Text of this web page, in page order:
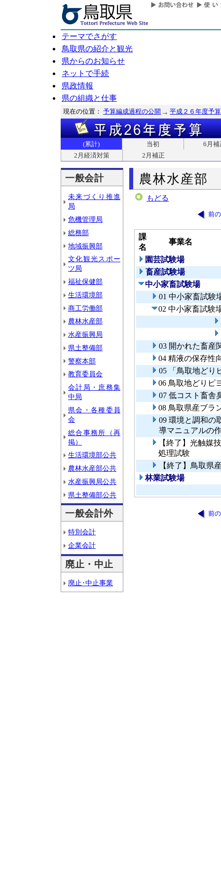
テーマでさがす
鳥取県の紹介と観光
県からのお知らせ
ネットで手続
県政情報
県の組織と仕事
現在の位置： 予算編成過程の公開 平成２６年度予算
(累計) 当初
6月補
2月経済対策
2月補正
一般会計
未来づくり推進
局
危機管理局
総務部
地域振興部
文化観光スポー
ツ局
福祉保健部
生活環境部
商工労働部
農林水産部
水産振興局
県土整備部
警察本部
教育委員会
会計局・庶務集
中局
県会・各種委員
会
総合事務所（再
掲）
生活環境部公共
農林水産部公共
水産振興局公共
県土整備部公共
一般会計外
特別会計
企業会計
廃止・中止
廃止･中止事業
農林水産部
もどる
前
課
名
事業名
園芸試験場
畜産試験場
中小家畜試験場
01 中小家畜試験
02 中小家畜試験
03 開かれた畜産
04 精液の保存性
05 「鳥取地どり
06 鳥取地どりピ
07 低コスト畜舎
08 鳥取県産ブラ
09 環境と調和の
導マニュアルの
【終了】光触媒
処理試験
【終了】鳥取県
林業試験場
前